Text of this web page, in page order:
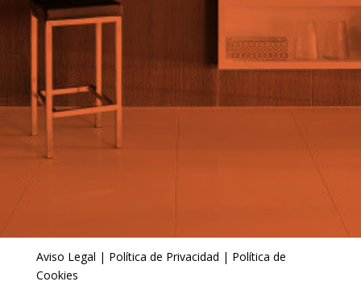
Aviso Legal | Política de Privacidad | Política de
Cookies